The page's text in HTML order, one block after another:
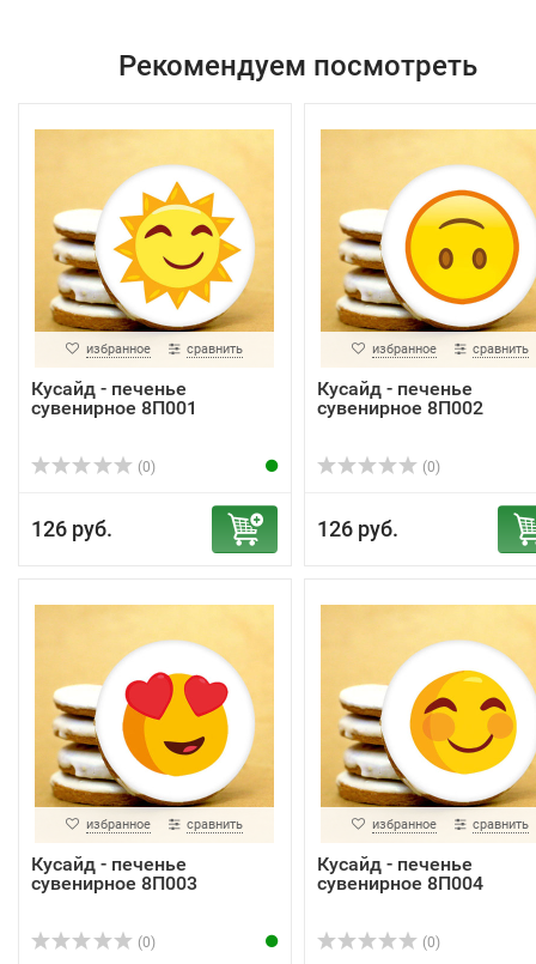
Рекомендуем посмотреть
избранное сравнить
Кусайд - печенье
сувенирное 8П001
(0)
126 руб.
избранное сравнить
Кусайд - печенье
сувенирное 8П002
(0)
126 руб.
избранное сравнить
Кусайд - печенье
сувенирное 8П003
(0)
избранное сравнить
Кусайд - печенье
сувенирное 8П004
(0)